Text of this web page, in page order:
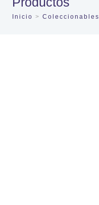
Inicio > Coleccionables